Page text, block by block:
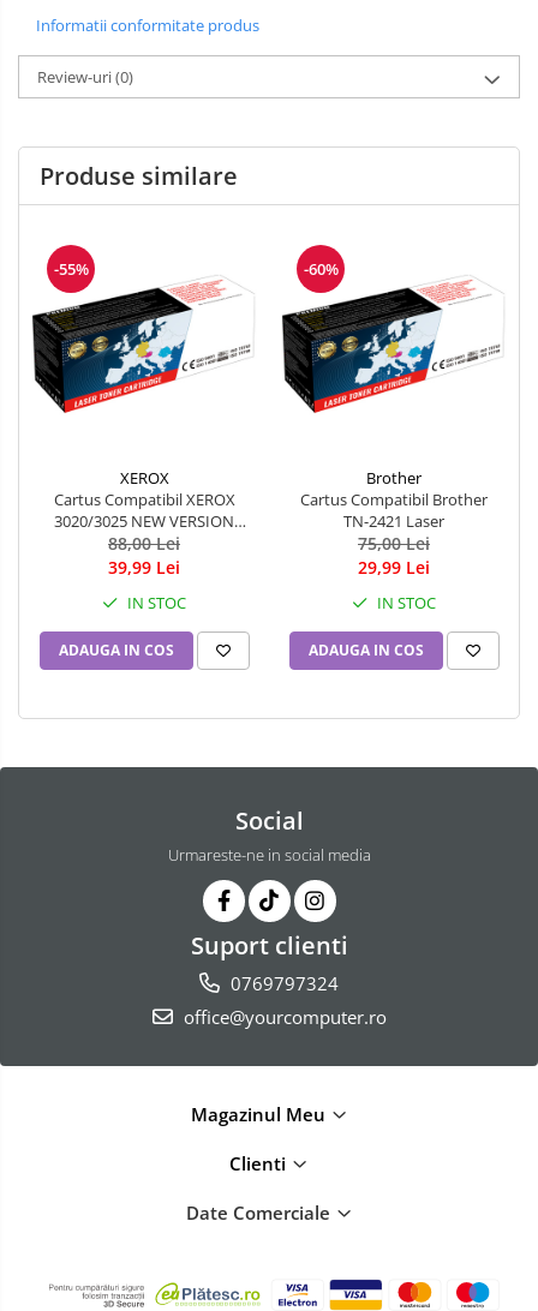
Informatii conformitate produs
Review-uri(0)
Produse similare
-55%
XEROX
Cartus Compatibil XEROX
3020/3025 NEW VERSION
(1500 pag)
88,00 Lei
39,99 Lei
IN STOC
ADAUGA IN COS
-60%
Brother
Cartus Compatibil Brother
TN-2421 Laser
75,00 Lei
29,99 Lei
IN STOC
ADAUGA IN COS
Social
Urmareste-ne in social media
Suport clienti
0769797324
office@yourcomputer.ro
Magazinul Meu
Clienti
Date Comerciale